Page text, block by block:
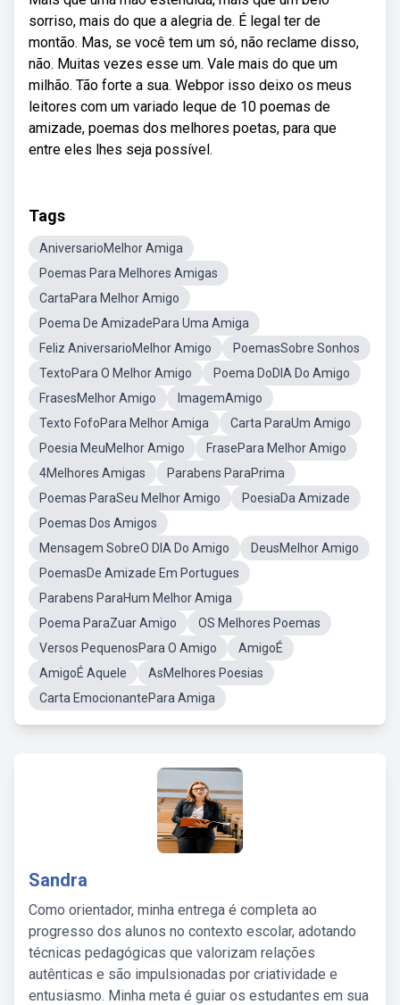
sorriso, mais do que a alegria de. É legal ter de
montão. Mas, se você tem um só, não reclame disso,
não. Muitas vezes esse um. Vale mais do que um
milhão. Tão forte a sua. Webpor isso deixo os meus
leitores com um variado leque de 10 poemas de
amizade, poemas dos melhores poetas, para que
entre eles lhes seja possível.
Tags
AniversarioMelhor Amiga
Poemas Para Melhores Amigas
CartaPara Melhor Amigo
Poema De AmizadePara Uma Amiga
Feliz AniversarioMelhor Amigo
PoemasSobre Sonhos
TextoPara O Melhor Amigo
Poema DoDIA Do Amigo
FrasesMelhor Amigo
ImagemAmigo
Texto FofoPara Melhor Amiga
Carta ParaUm Amigo
Poesia MeuMelhor Amigo
FrasePara Melhor Amigo
4Melhores Amigas
Parabens ParaPrima
Poemas ParaSeu Melhor Amigo
PoesiaDa Amizade
Poemas Dos Amigos
Mensagem SobreO DIA Do Amigo
DeusMelhor Amigo
PoemasDe Amizade Em Portugues
Parabens ParaHum Melhor Amiga
Poema ParaZuar Amigo
OS Melhores Poemas
Versos PequenosPara O Amigo
AmigoÉ
AmigoÉ Aquele
AsMelhores Poesias
Carta EmocionantePara Amiga
Sandra
Como orientador, minha entrega é completa ao
progresso dos alunos no contexto escolar, adotando
técnicas pedagógicas que valorizam relações
autênticas e são impulsionadas por criatividade e
entusiasmo. Minha meta é guiar os estudantes em sua